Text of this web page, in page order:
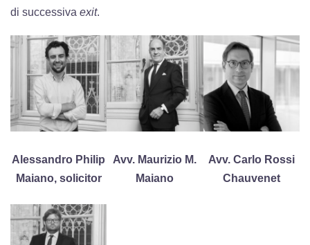
di successiva exit.
Alessandro Philip
Maiano, solicitor
Avv. Maurizio M.
Maiano
Avv. Carlo Rossi
Chauvenet